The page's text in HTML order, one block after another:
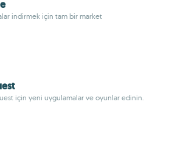
indirmek için tam bir market
için yeni uygulamalar ve oyunlar edinin.